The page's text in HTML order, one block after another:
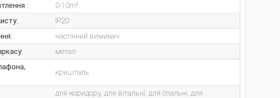
:
0-10m²
IP20
настінний вимикач
метал
кришталь
для коридору, для вітальні, для спальні, для